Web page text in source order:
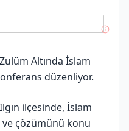
Altında İslam
düzenliyor.
ilçesinde, İslam
çözümünü konu